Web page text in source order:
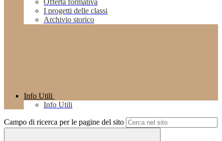
Offerta formativa
I progetti delle classi
Archivio storico
Info Utili
Info Utili
Campo di ricerca per le pagine del sito